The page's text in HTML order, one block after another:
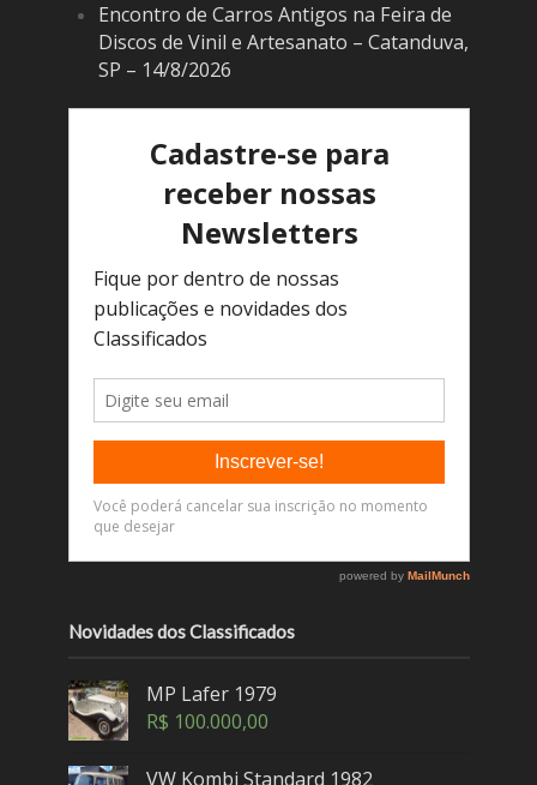
Encontro de Carros Antigos na Feira de
Discos de Vinil e Artesanato – Catanduva,
SP – 14/8/2026
Novidades dos Classificados
MP Lafer 1979
R$ 100.000,00
VW Kombi Standard 1982